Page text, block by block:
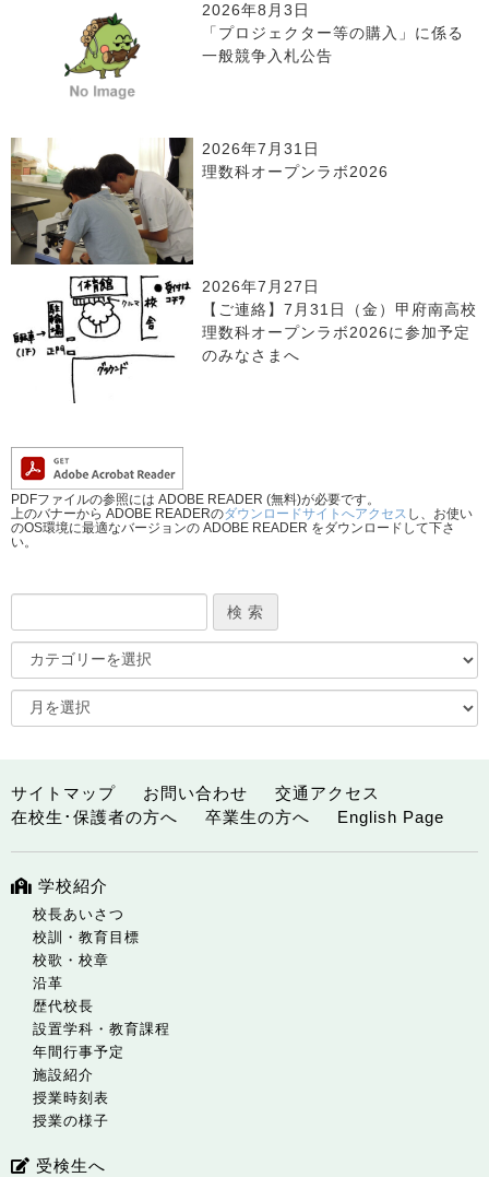
2026年8月3日
「プロジェクター等の購入」に係る
一般競争入札公告
2026年7月31日
理数科オープンラボ2026
2026年7月27日
【ご連絡】7月31日（金）甲府南高校
理数科オープンラボ2026に参加予定
のみなさまへ
PDFファイルの参照には ADOBE READER (無料)が必要です。
上のバナーから ADOBE READERのダウンロードサイトへアクセス し、お使い
のOS環境に最適なバージョンの ADOBE READER をダウンロードして下さ
い。
サイトマップ お問い合わせ
交通アクセス
在校生･保護者の方へ
卒業生の方へ English Page
学校紹介
校長あいさつ
校訓・教育目標
校歌・校章
沿革
歴代校長
設置学科・教育課程
年間行事予定
施設紹介
授業時刻表
授業の様子
受検生へ